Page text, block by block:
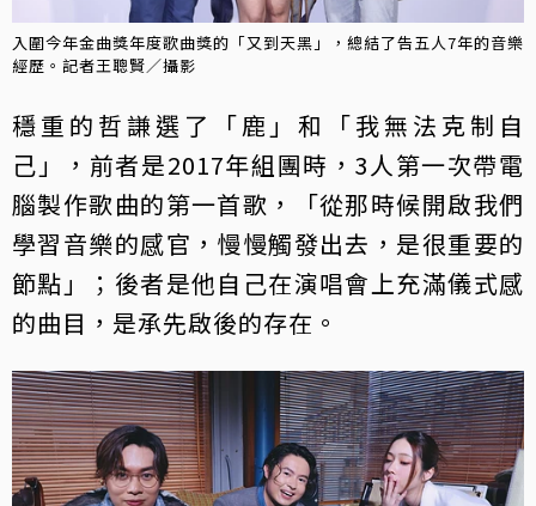
入圍今年金曲獎年度歌曲獎的「又到天黑」，總結了告五人7年的音樂
經歷。記者王聰賢／攝影
穩重的哲謙選了「鹿」和「我無法克制自
己」，前者是2017年組團時，3人第一次帶電
腦製作歌曲的第一首歌，「從那時候開啟我們
學習音樂的感官，慢慢觸發出去，是很重要的
節點」；後者是他自己在演唱會上充滿儀式感
的曲目，是承先啟後的存在。